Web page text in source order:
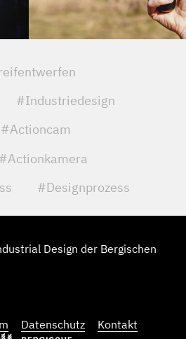
#Industriedesign
#Actioncam
#Actionkamera
#Designprozess
Design der Bergischen
Datenschutz Kontakt